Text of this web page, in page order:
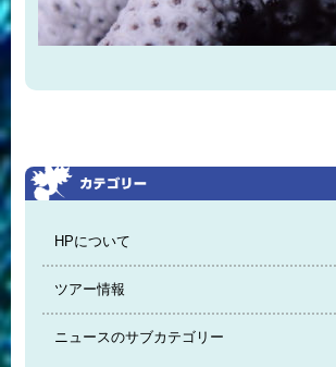
HPについて
ツアー情報
ニュースのサブカテゴリー